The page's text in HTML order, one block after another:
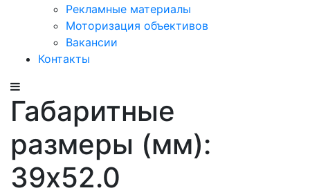
Рекламные материалы
Моторизация объективов
Вакансии
Контакты
Габаритные
размеры (мм):
39x52.0